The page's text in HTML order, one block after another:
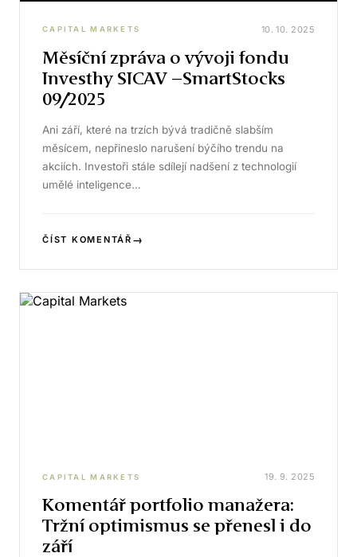
CAPITAL MARKETS 10. 10. 2025
Měsíční zpráva o vývoji fondu
Investhy SICAV –SmartStocks
09/2025
Ani září, které na trzích bývá tradičně slabším
měsícem, nepřineslo narušení býčího trendu na
akciích. Investoři stále sdílejí nadšení z technologií
umělé inteligence…
ČÍST KOMENTÁŘ →
CAPITAL MARKETS 19. 9. 2025
Komentář portfolio manažera:
Tržní optimismus se přenesl i do
září